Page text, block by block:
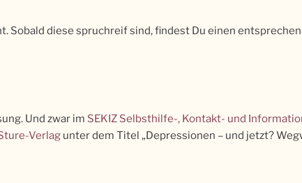
Sobald diese spruchreif sind, findest Du einen
Und zwar im SEKIZ Selbsthilfe-, Kontakt- und
Verlag unter dem Titel „Depressionen – und jetzt?